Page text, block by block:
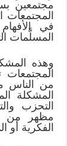
مجتمعين
المجتمعات
في
المسلَّمات
وهذه
من الناس
المشكلة
التحزب
مظهر من
الفكرية أو